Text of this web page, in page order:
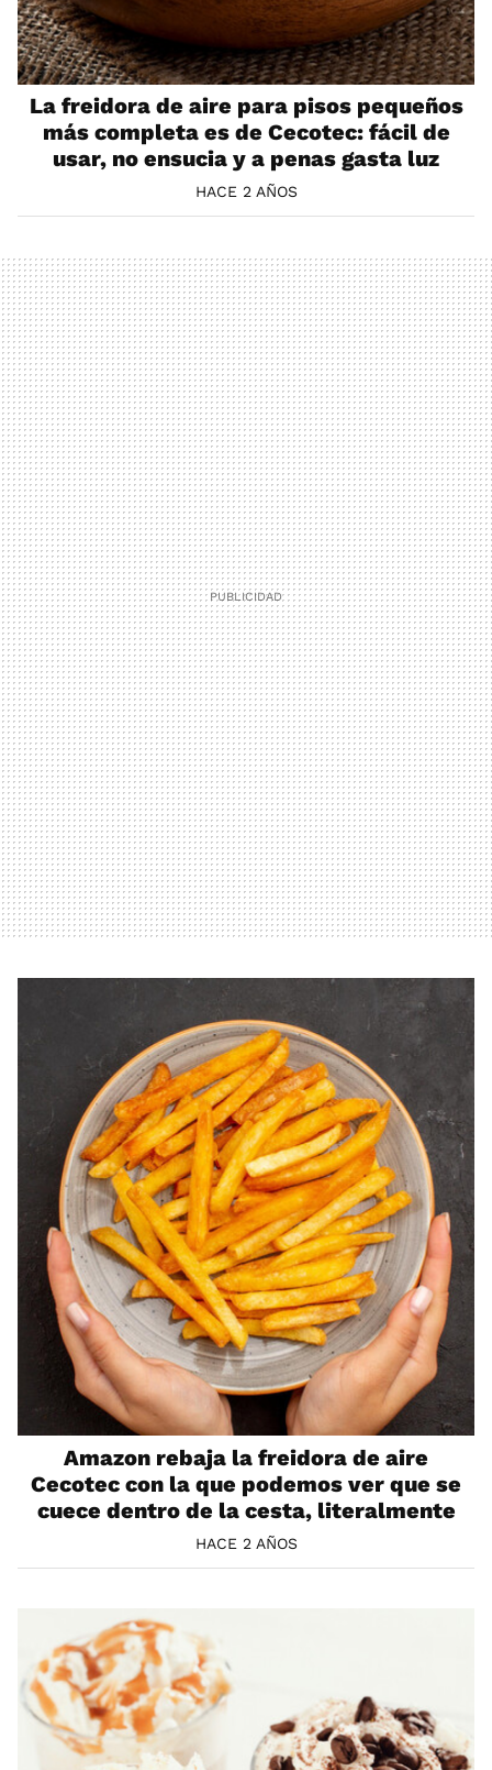
La freidora de aire para pisos pequeños
más completa es de Cecotec: fácil de
usar, no ensucia y a penas gasta luz
HACE 2 AÑOS
Amazon rebaja la freidora de aire
Cecotec con la que podemos ver que se
cuece dentro de la cesta, literalmente
HACE 2 AÑOS